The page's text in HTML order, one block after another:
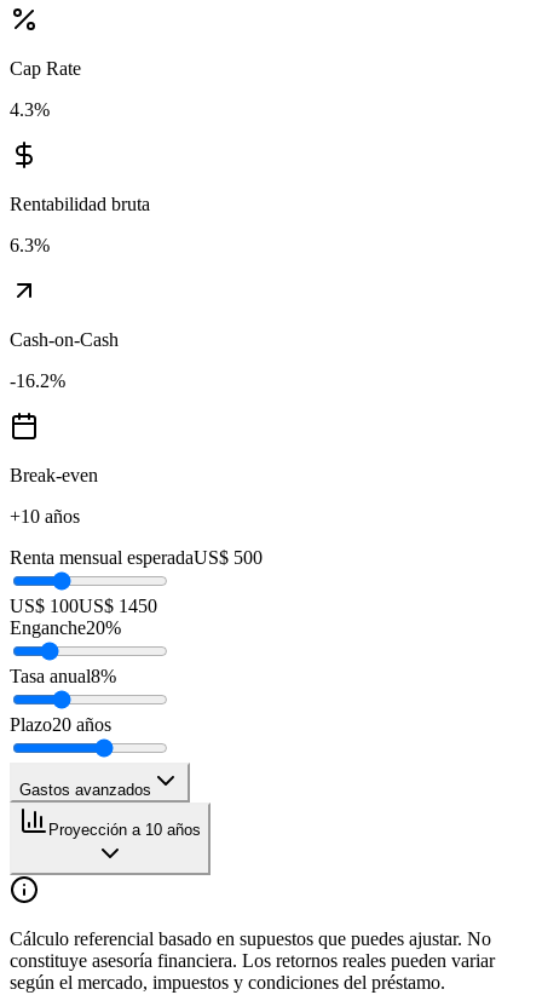
Cap Rate
4.3%
Rentabilidad bruta
6.3%
Cash-on-Cash
-16.2%
Break-even
+10 años
Renta mensual esperadaUS$ 500
US$ 100US$ 1450
Enganche20%
Tasa anual8%
Plazo20 años
Gastos avanzados
Proyección a 10 años
Cálculo referencial basado en supuestos que puedes ajustar. No
constituye asesoría financiera. Los retornos reales pueden variar
según el mercado, impuestos y condiciones del préstamo.